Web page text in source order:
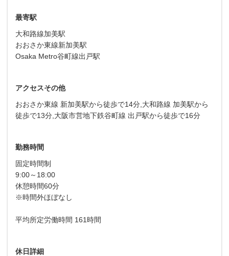
最寄駅
大和路線加美駅
おおさか東線新加美駅
Osaka Metro谷町線出戸駅
アクセスその他
おおさか東線 新加美駅から徒歩で14分,大和路線 加美駅から
徒歩で13分,大阪市営地下鉄谷町線 出戸駅から徒歩で16分
勤務時間
固定時間制
9:00～18:00
休憩時間60分
※時間外ほぼなし
平均所定労働時間 161時間
休日詳細